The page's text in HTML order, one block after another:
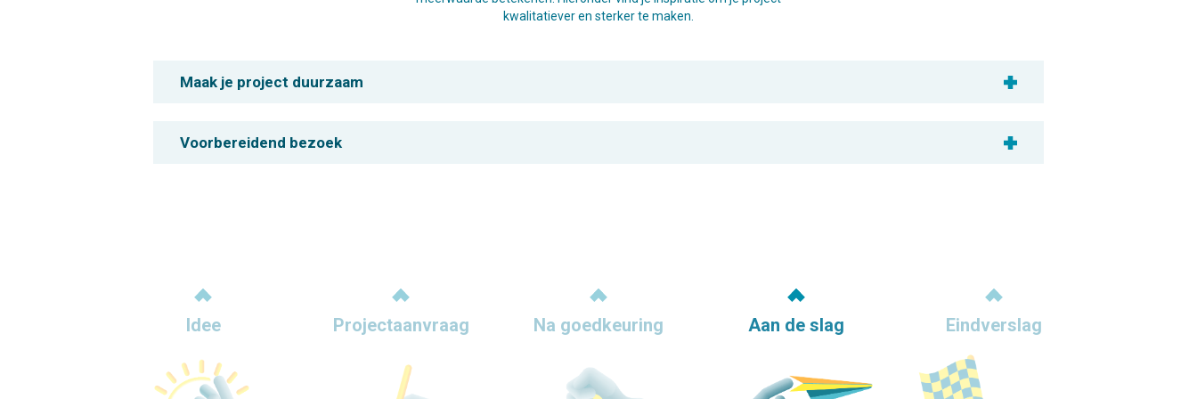
kwalitatiever en sterker te maken.
Maak je project duurzaam
Voorbereidend bezoek
Idee Projectaanvraag Na goedkeuring Aan de slag Eindverslag